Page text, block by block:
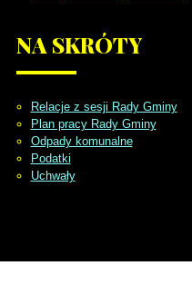
NA SKRÓTY
Relacje z sesji Rady Gminy
Plan pracy Rady Gminy
Odpady komunalne
Podatki
Uchwały